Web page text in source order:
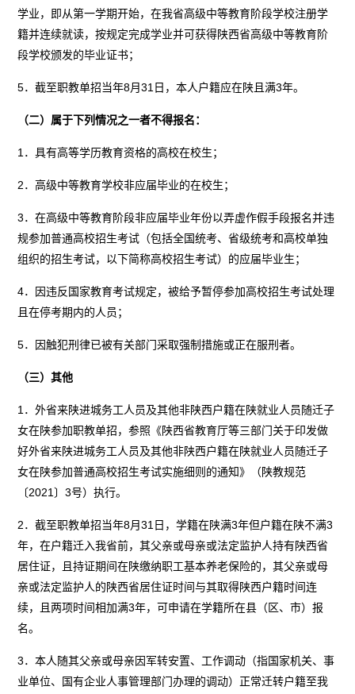
学业，即从第一学期开始，在我省高级中等教育阶段学校注册学
籍并连续就读，按规定完成学业并可获得陕西省高级中等教育阶
段学校颁发的毕业证书；
5．截至职教单招当年8月31日，本人户籍应在陕且满3年。
（二）属于下列情况之一者不得报名：
1．具有高等学历教育资格的高校在校生；
2．高级中等教育学校非应届毕业的在校生；
3．在高级中等教育阶段非应届毕业年份以弄虚作假手段报名并违
规参加普通高校招生考试（包括全国统考、省级统考和高校单独
组织的招生考试，以下简称高校招生考试）的应届毕业生；
4．因违反国家教育考试规定，被给予暂停参加高校招生考试处理
且在停考期内的人员；
5．因触犯刑律已被有关部门采取强制措施或正在服刑者。
（三）其他
1．外省来陕进城务工人员及其他非陕西户籍在陕就业人员随迁子
女在陕参加职教单招，参照《陕西省教育厅等三部门关于印发做
好外省来陕进城务工人员及其他非陕西户籍在陕就业人员随迁子
女在陕参加普通高校招生考试实施细则的通知》（陕教规范
〔2021〕3号）执行。
2．截至职教单招当年8月31日，学籍在陕满3年但户籍在陕不满3
年，在户籍迁入我省前，其父亲或母亲或法定监护人持有陕西省
居住证，且持证期间在陕缴纳职工基本养老保险的，其父亲或母
亲或法定监护人的陕西省居住证时间与其取得陕西户籍时间连
续，且两项时间相加满3年，可申请在学籍所在县（区、市）报
名。
3．本人随其父亲或母亲因军转安置、工作调动（指国家机关、事
业单位、国有企业人事管理部门办理的调动）正常迁转户籍至我